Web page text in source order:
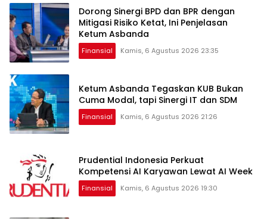
Dorong Sinergi BPD dan BPR dengan
Mitigasi Risiko Ketat, Ini Penjelasan
Ketum Asbanda
Finansial Kamis, 6 Agustus 2026 23:35
Ketum Asbanda Tegaskan KUB Bukan
Cuma Modal, tapi Sinergi IT dan SDM
Finansial Kamis, 6 Agustus 2026 21:26
Prudential Indonesia Perkuat
Kompetensi AI Karyawan Lewat AI Week
Finansial Kamis, 6 Agustus 2026 19:30